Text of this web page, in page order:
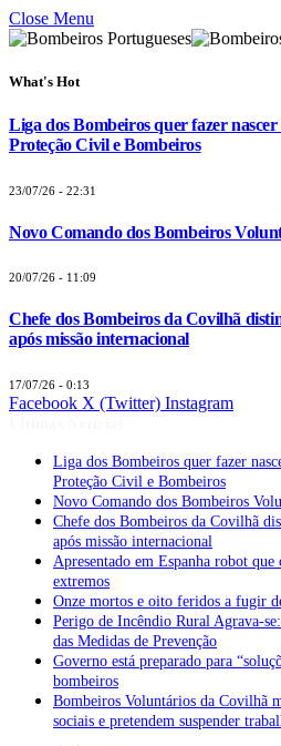
Close Menu
What's Hot
Liga dos Bombeiros quer fazer
Proteção Civil e Bombeiros
23/07/26 - 22:31
Novo Comando dos Bombeiros
20/07/26 - 11:09
Chefe dos Bombeiros da Covilhã
após missão internacional
17/07/26 - 0:13
Facebook X (Twitter) Instagram
Liga dos Bombeiros quer fazer
Proteção Civil e Bombeiros
Novo Comando dos Bombeiros
Chefe dos Bombeiros da Covilhã
após missão internacional
Apresentado em Espanha robot
extremos
Onze mortos e oito feridos a fugir
Perigo de Incêndio Rural Agrava-
das Medidas de Prevenção
Governo está preparado para
bombeiros
Bombeiros Voluntários da Covilhã
sociais e pretendem suspender